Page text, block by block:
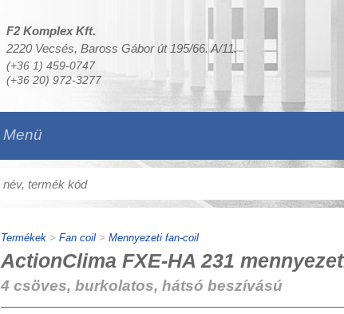
F2 Komplex Kft.
2220 Vecsés, Baross Gábor út 195/66. A/11.
(+36 1) 459-0747
(+36 20) 972-3277
Menü
Termékek> Fan coil> Mennyezeti fan-coil
ActionClima FXE-HA 231
4 csöves, burkolatos, hátsó beszívású